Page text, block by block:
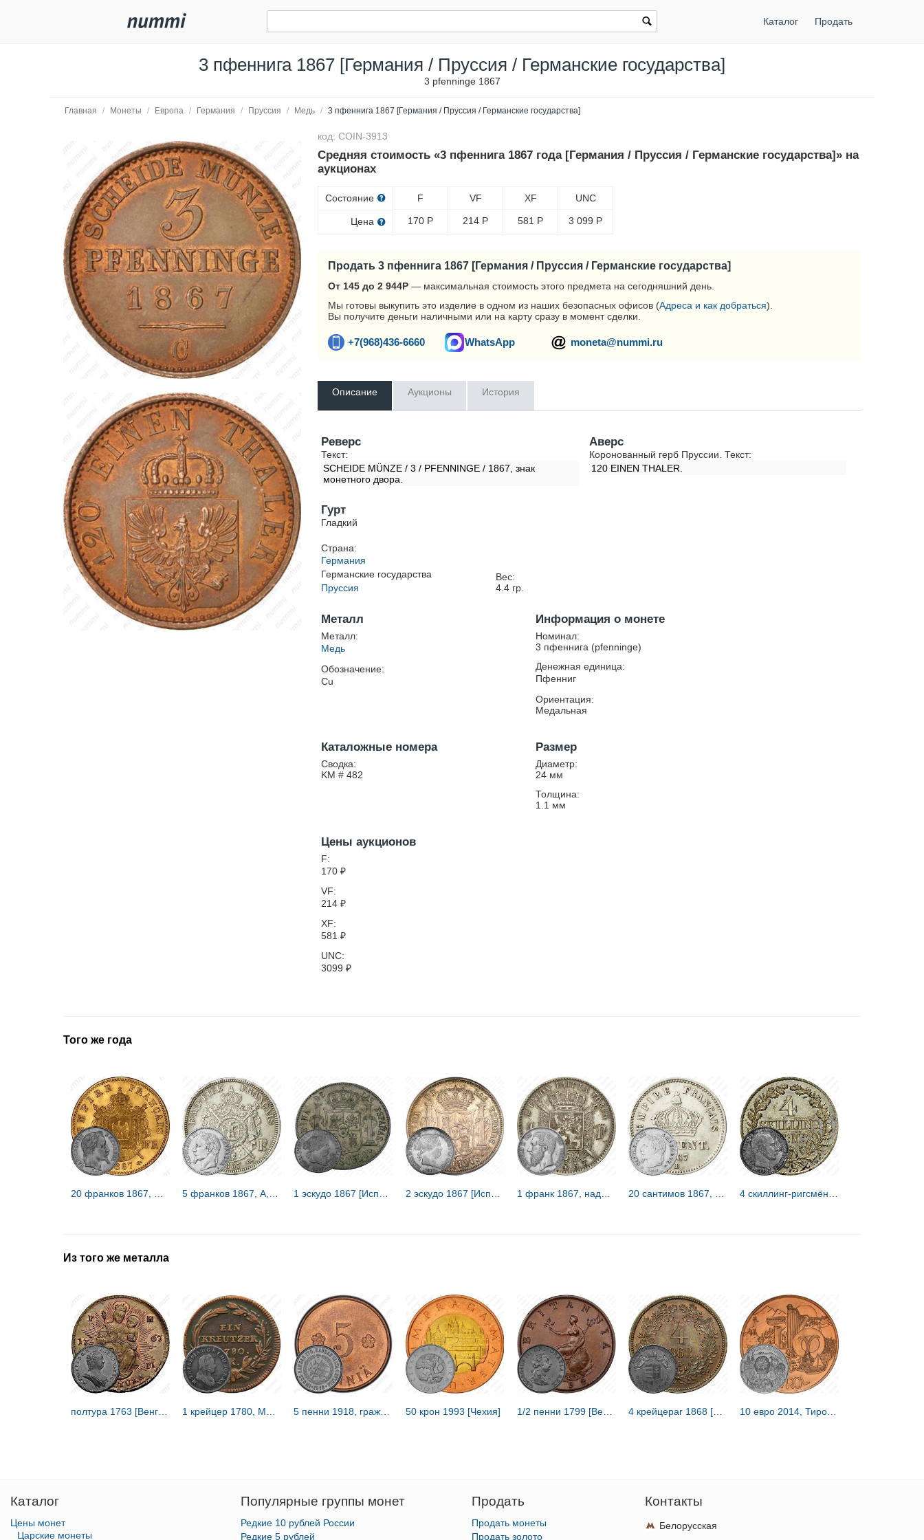
Каталог Продать
3 пфеннига 1867 [Германия / Пруссия / Германские государства]
3 pfenninge 1867
Главная / Монеты / Европа / Германия / Пруссия / Медь / 3 пфеннига 1867 [Германия / Пруссия / Германские государства]
код: COIN-3913
Средняя стоимость «3 пфеннига 1867 года [Германия / Пруссия / Германские государства]» на
аукционах
Состояние
Цена
F
170 Р
VF
214 Р
XF
581 Р
UNC
3 099 Р
Продать 3 пфеннига 1867 [Германия / Пруссия / Германские государства]
От 145 до 2 944Р — максимальная стоимость этого предмета на сегодняшний день.
Мы готовы выкупить это изделие в одном из наших безопасных офисов (Адреса и как добраться).
Вы получите деньги наличными или на карту сразу в момент сделки.
+7(968)436-6660 WhatsApp moneta@nummi.ru
Описание Аукционы История
Реверс
Текст:
SCHEIDE MÜNZE / 3 / PFENNINGE / 1867, знак
монетного двора.
Аверс
Коронованный герб Пруссии. Текст:
120 EINEN THALER.
Гурт
Гладкий
Страна:
Германия
Германские государства
Пруссия
Вес:
4.4гр.
Металл
Металл:
Медь
Обозначение:
Cu
Информация о монете
Номинал:
3 пфеннига (pfenninge)
Денежная единица:
Пфенниг
Ориентация:
Медальная
Каталожные номера
Сводка:
KM # 482
Размер
Диаметр:
24 мм
Толщина:
1.1 мм
Цены аукционов
F:
170 ₽
VF:
214 ₽
XF:
581 ₽
UNC:
3099 ₽
Того же года
Из того же металла
50 крон 1993 [Чехия] 1/2 пенни 1799 [Великобритания]
Каталог
Цены монет
Царские монеты
Популярные группы монет
Редкие 10 рублей России
Редкие 5 рублей
Продать
Продать монеты
Продать золото
Контакты
Белорусская